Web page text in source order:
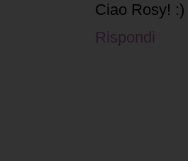
Ciao Rosy! :)
Rispondi